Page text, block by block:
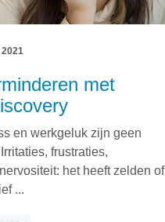
met
en werkgeluk zijn geen
frustraties,
het heeft zelden of
...